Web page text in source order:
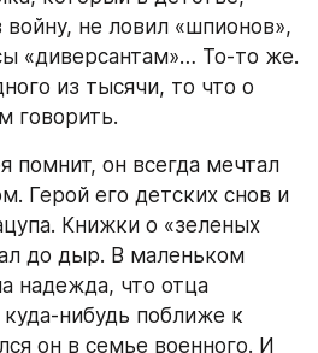
не ловил «шпионов»,
«диверсантам»… То-то же.
из тысячи, то что о
говорить.
помнит, он всегда мечтал
Герой его детских снов и
Книжки о «зеленых
до дыр. В маленьком
надежда, что отца
нибудь поближе к
он в семье военного. И